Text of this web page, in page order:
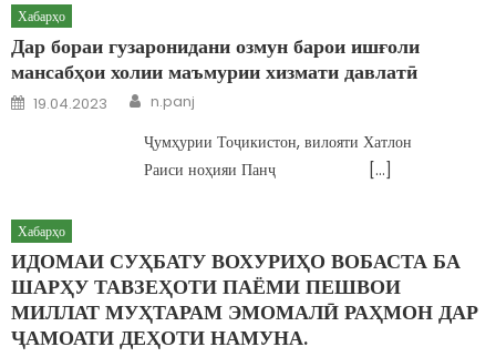
Хабарҳо
Дар бораи гузаронидани озмун барои ишғоли
мансабҳои холии маъмурии хизмати давлатӣ
Posted on
19.04.2023 Author
n.panj
Ҷумҳурии Тоҷикистон, вилояти Хатлон
Раиси ноҳияи Панҷ […]
Хабарҳо
ИДОМАИ СУҲБАТУ ВОХУРИҲО ВОБАСТА БА
ШАРҲУ ТАВЗЕҲОТИ ПАЁМИ ПЕШВОИ
МИЛЛАТ МУҲТАРАМ ЭМОМАЛӢ РАҲМОН ДАР
ҶАМОАТИ ДЕҲОТИ НАМУНА.